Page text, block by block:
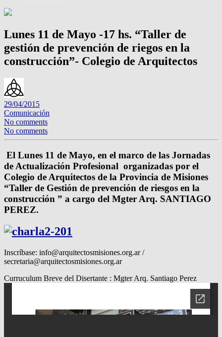
Lunes 11 de Mayo -17 hs. “Taller de
gestión de prevención de riegos en la
construcción”- Colegio de Arquitectos
29/04/2015
Comunicación
No comments
No comments
El Lunes 11 de Mayo, en el marco de las Jornadas
de Actualización Profesional organizadas por el
Colegio de Arquitectos de la Provincia de Misiones
“Taller de Gestión de prevención de riesgos en la
construcción ” a cargo del Mgter Arq. SANTIAGO
PEREZ.
Inscríbase: info@arquitectosmisiones.org.ar /
secretaria@arquitectosmisiones.org.ar
Curruculum Breve del Disertante : Mgter Arq. Santiago Perez